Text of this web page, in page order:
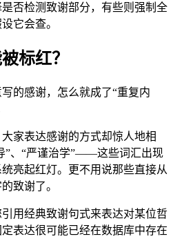
否检测致谢部分，有些则强制全
它会查。
标红？
的感谢，怎么就成了“重复内
家表达感谢的方式却惊人地相
”、“严谨治学”——这些词汇出现
亮起红灯。更不用说那些直接从
致谢了。
用经典致谢句式来表达对某位哲
表达很可能已经在数据库中存在